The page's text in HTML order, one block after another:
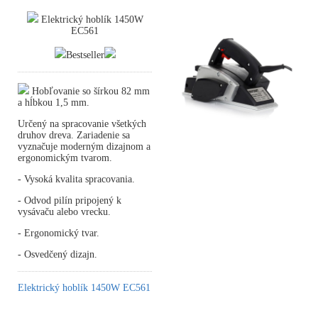
Elektrický hoblík 1450W
EC561
Bestseller
Hobľovanie so šírkou 82 mm
a hĺbkou 1,5 mm.
Určený na spracovanie všetkých
druhov dreva. Zariadenie sa
vyznačuje moderným dizajnom a
ergonomickým tvarom.
- Vysoká kvalita spracovania.
- Odvod pilín pripojený k
vysávaču alebo vrecku.
- Ergonomický tvar.
- Osvedčený dizajn.
Elektrický hoblík 1450W EC561